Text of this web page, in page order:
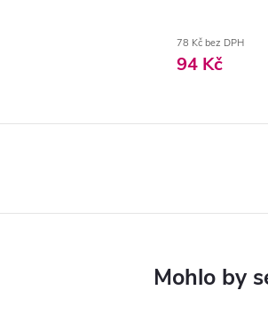
78 Kč bez DPH
94 Kč